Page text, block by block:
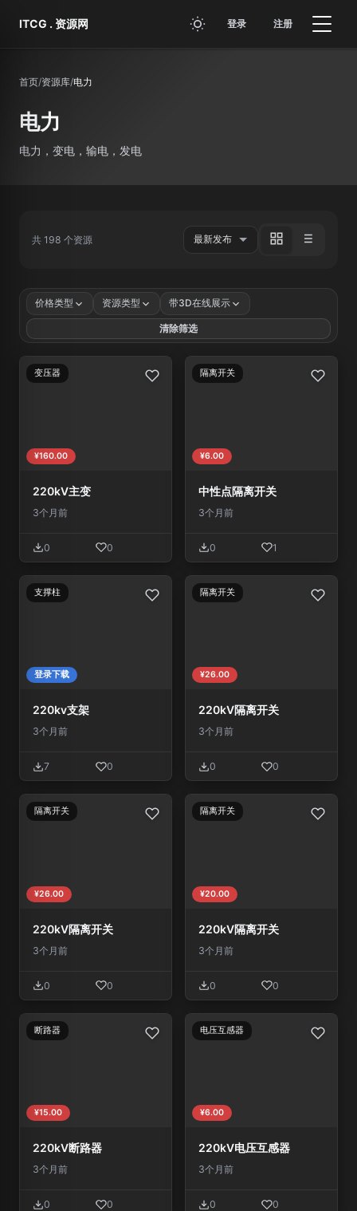
ITCG . 资源网
登录 注册
首页/资源库/电力
电力
电力，变电，输电，发电
共 198 个资源
价格类型 资源类型 带3D在线展示
清除筛选
变压器
¥160.00
220kV主变
3个月前
0 0
隔离开关
¥6.00
中性点隔离开关
3个月前
0 1
支撑柱
登录下载
220kv支架
3个月前
7 0
隔离开关
¥26.00
220kV隔离开关
3个月前
0 0
隔离开关
¥26.00
220kV隔离开关
3个月前
0 0
隔离开关
¥20.00
220kV隔离开关
3个月前
0 0
断路器
¥15.00
220kV断路器
3个月前
0 0
电压互感器
¥6.00
220kV电压互感器
3个月前
0 0